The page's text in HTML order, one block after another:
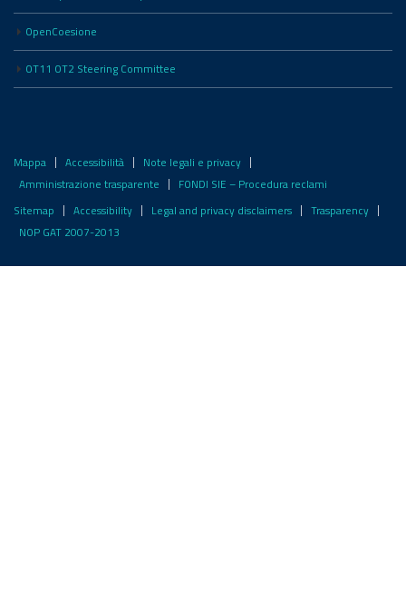
OpenCoesione
OT11 OT2 Steering Committee
Mappa Accessibilità
Note legali e privacy
Amministrazione trasparente
FONDI SIE – Procedura reclami
Sitemap
Accessibility Legal and privacy disclaimers
Trasparency
NOP GAT 2007-2013